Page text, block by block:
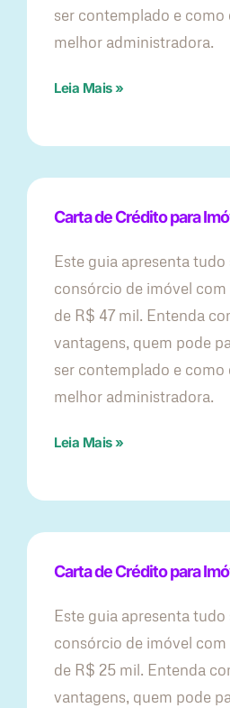
ser contemplado e como
melhor administradora.
Leia Mais »
Carta de Crédito para
Este guia apresenta tudo
consórcio de imóvel
de R$ 47 mil. Entenda
vantagens, quem pode
ser contemplado e como
melhor administradora.
Leia Mais »
Carta de Crédito para
Este guia apresenta tudo
consórcio de imóvel
de R$ 25 mil. Entenda
vantagens, quem pode